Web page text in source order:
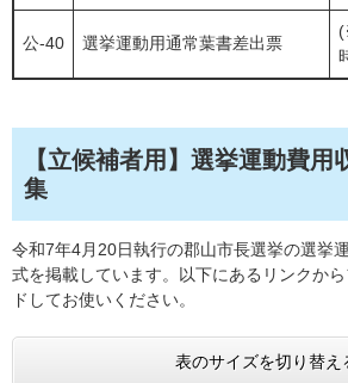
公-40 選挙運動用通常葉書差出票
【立候補者用】選挙運動費用
集
令和7年4月20日執行の郡山市長選挙の選挙
式を掲載しています。以下にあるリンクか
ドしてお使いください。
表のサイズを切り替え